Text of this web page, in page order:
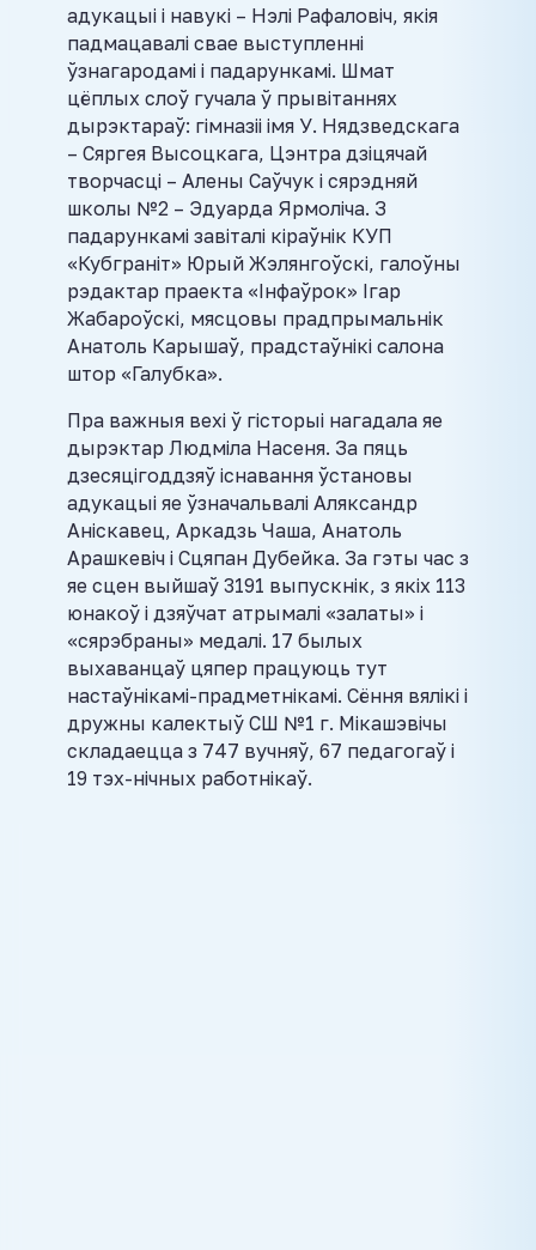
адукацыі і навукі – Нэлі Рафаловіч, якія
падмацавалі свае выступленні
ўзнагародамі і падарункамі. Шмат
цёплых слоў гучала ў прывітаннях
дырэктараў: гімназіі імя У. Нядзведскага
– Сяргея Высоцкага, Цэнтра дзіцячай
творчасці – Алены Саўчук і сярэдняй
школы №2 – Эдуарда Ярмоліча. З
падарункамі завіталі кіраўнік КУП
«Кубграніт» Юрый Жэлянгоўскі, галоўны
рэдактар праекта «Інфаўрок» Ігар
Жабароўскі, мясцовы прадпрымальнік
Анатоль Карышаў, прадстаўнікі салона
штор «Галубка».
Пра важныя вехі ў гісторыі нагадала яе
дырэктар Людміла Насеня. За пяць
дзесяцігоддзяў існавання ўстановы
адукацыі яе ўзначальвалі Аляксандр
Аніскавец, Аркадзь Чаша, Анатоль
Арашкевіч і Сцяпан Дубейка. За гэты час з
яе сцен выйшаў 3191 выпускнік, з якіх 113
юнакоў і дзяўчат атрымалі «залаты» і
«сярэбраны» медалі. 17 былых
выхаванцаў цяпер працуюць тут
настаўнікамі-прадметнікамі. Сёння вялікі і
дружны калектыў СШ №1 г. Мікашэвічы
складаецца з 747 вучняў, 67 педагогаў і
19 тэх-нічных работнікаў.